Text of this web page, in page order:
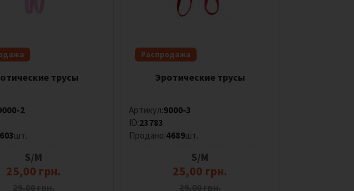
трусы
2
603шт.
S/M
25,00 грн.
Распродажа
Эротические трусы
Артикул:9000-3
ID:23783
Продано:4689шт.
S/M
25,00 грн.